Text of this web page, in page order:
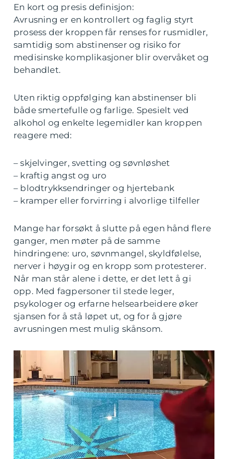
En kort og presis definisjon:
Avrusning er en kontrollert og faglig styrt
prosess der kroppen får renses for rusmidler,
samtidig som abstinenser og risiko for
medisinske komplikasjoner blir overvåket og
behandlet.
Uten riktig oppfølging kan abstinenser bli
både smertefulle og farlige. Spesielt ved
alkohol og enkelte legemidler kan kroppen
reagere med:
– skjelvinger, svetting og søvnløshet
– kraftig angst og uro
– blodtrykksendringer og hjertebank
– kramper eller forvirring i alvorlige tilfeller
Mange har forsøkt å slutte på egen hånd flere
ganger, men møter på de samme
hindringene: uro, søvnmangel, skyldfølelse,
nerver i høygir og en kropp som protesterer.
Når man står alene i dette, er det lett å gi
opp. Med fagpersoner til stede leger,
psykologer og erfarne helsearbeidere øker
sjansen for å stå løpet ut, og for å gjøre
avrusningen mest mulig skånsom.